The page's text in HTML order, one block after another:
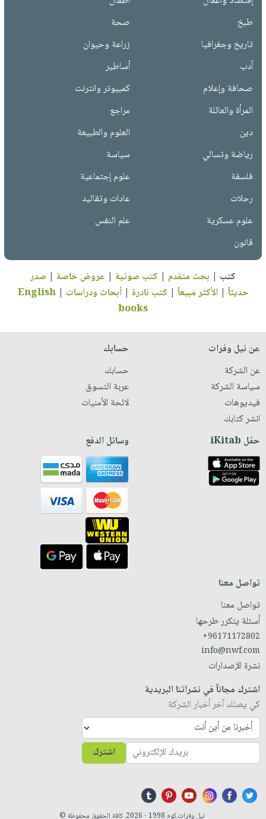
طبخ
صحة
تاريخ وجغرافيا
زراعة وحيوان
أدب
أساطير
صحافة وإعلام
كمبيوتر وانترنت
المرأة والعائلة
مراجع
دين
العلوم والطبيعة
رياضة وتسالي
سياسة
فلسفة
علوم إجتماعية
رحلات
عادات وتقاليد
علوم عسكرية
علم النفس
قانون
كتب | بحث متقدم | كتب صوتية | عروض خاصة | صدر
حديثاً |الأكثر مبيعاً | كتب نادرة |أبحاث ودراسات |
English
books
عن نيل وفرات
عن الشركة
سياسة الشركة
فيديوهات
انشر كتابك
حسابك
حسابك
عربة التسوق
لائحة الأمنيات
حمّل iKitab وسائل الدفع
تواصل معنا
تواصل معنا
أسئلة يتكرر طرحها
+96171172802
info@nwf.com
نشرة الإصدارات
اشترك مجاناً في نشراتنا البريدية
كي يصلك آخر أخبار الشركة
اشترك
نيل وفرات.كوم 1998 - 2026. كافة الحقوق محفوظة ©